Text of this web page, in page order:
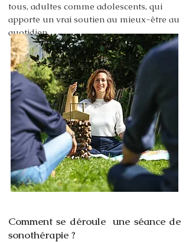
tous, adultes comme adolescents, qui
apporte un vrai soutien au mieux-être au
quotidien.
Comment se déroule une séance de
sonothérapie ?